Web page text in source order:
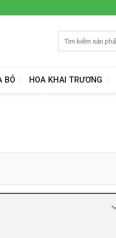
kiếm:
BÓ HOA KHAI TRƯƠNG